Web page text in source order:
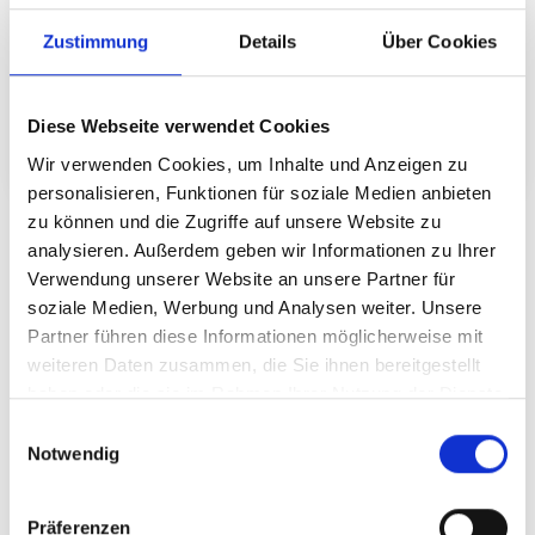
Zustimmung Details Über Cookies
Diese Webseite verwendet Cookies
Wir verwenden Cookies, um Inhalte und Anzeigen zu
personalisieren, Funktionen für soziale Medien anbieten
zu können und die Zugriffe auf unsere Website zu
analysieren. Außerdem geben wir Informationen zu Ihrer
Verwendung unserer Website an unsere Partner für
soziale Medien, Werbung und Analysen weiter. Unsere
Partner führen diese Informationen möglicherweise mit
weiteren Daten zusammen, die Sie ihnen bereitgestellt
haben oder die sie im Rahmen Ihrer Nutzung der Dienste
Notwendig
Präferenzen
01.09.2024. Hier handelt es sich lediglich um eine
Letzte Investitionen
vor 1 Jahr
Anonymaus Baden-Württemberg 25.000 €
Anonym
2.000 €